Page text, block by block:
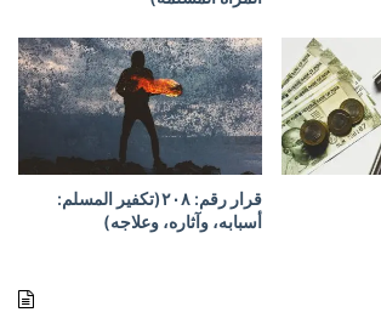
قرار رقم: ۲۰۸(تكفير المسلم:
أسبابه، وآثاره، وعلاجه)